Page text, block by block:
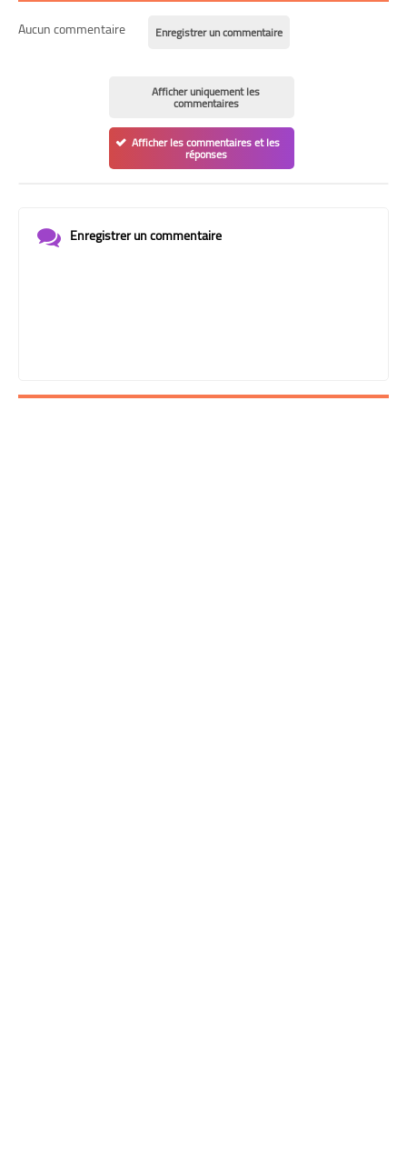
Aucun commentaire Enregistrer un commentaire
Afficher uniquement les
commentaires
Afficher les commentaires et les
réponses
Enregistrer un commentaire